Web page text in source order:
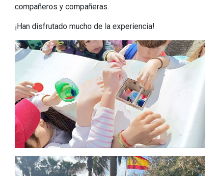
compañeros y compañeras.
¡Han disfrutado mucho de la experiencia!